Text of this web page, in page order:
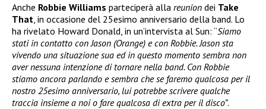
Anche Robbie Williams parteciperà alla reunion dei Take
That , in occasione del 25esimo anniversario della band. Lo
ha rivelato Howard Donald, in un’intervista al Sun: “Siamo
stati in contatto con Jason (Orange) e con Robbie. Jason sta
vivendo una situazione sua ed in questo momento sembra non
aver nessuna intenzione di tornare nella band. Con Robbie
stiamo ancora parlando e sembra che se faremo qualcosa per il
nostro 25esimo anniversario, lui potrebbe scrivere qualche
traccia insieme a noi o fare qualcosa di extra per il disco”.